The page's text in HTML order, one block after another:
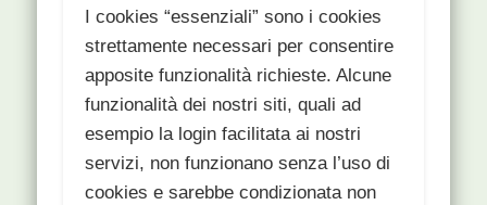
I cookies “essenziali” sono i cookies
strettamente necessari per consentire
apposite funzionalità richieste. Alcune
funzionalità dei nostri siti, quali ad
esempio la login facilitata ai nostri
servizi, non funzionano senza l’uso di
cookies e sarebbe condizionata non